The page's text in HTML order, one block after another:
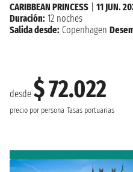
desde $ 72.022
precio por persona Tasas portuarias
CARIBBEAN PRINCESS
11 JUN.
Duración: 12 noches
Salida desde: Copenhagen